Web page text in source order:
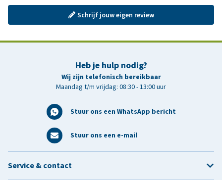
Schrijf jouw eigen review
Heb je hulp nodig?
Wij zijn telefonisch bereikbaar
Maandag t/m vrijdag: 08:30 - 13:00 uur
Stuur ons een WhatsApp bericht
Stuur ons een e-mail
Service & contact